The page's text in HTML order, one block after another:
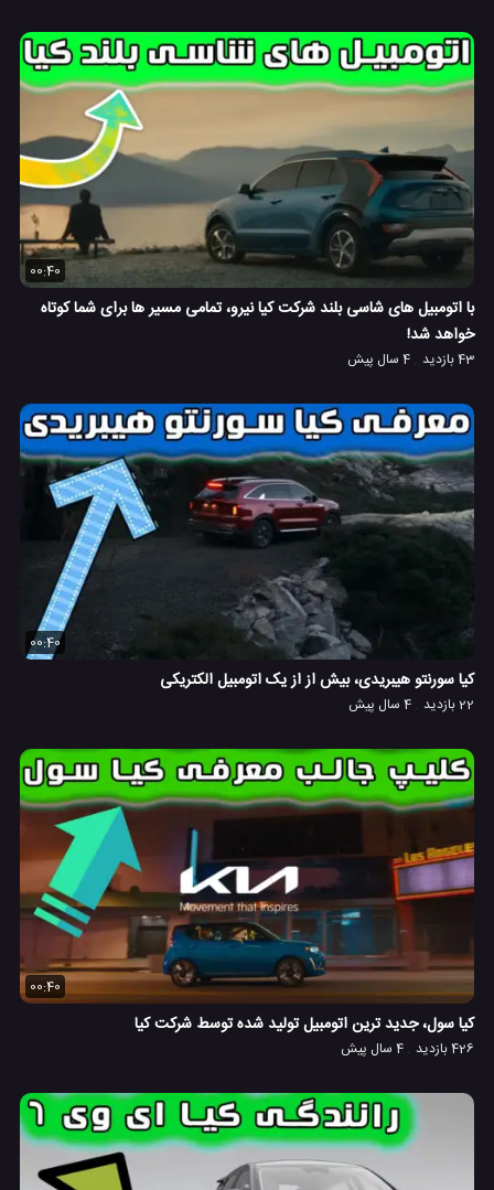
00:40
با اتومبیل های شاسی بلند شرکت کیا نیرو، تمامی مسیر ها برای شما کوتاه
خواهد شد!
43 بازدید 4 سال پیش
00:40
کیا سورنتو هیبریدی، بیش از از یک اتومبیل الکتریکی
22 بازدید 4 سال پیش
00:40
کیا سول، جدید ترین اتومبیل تولید شده توسط شرکت کیا
426 بازدید 4 سال پیش